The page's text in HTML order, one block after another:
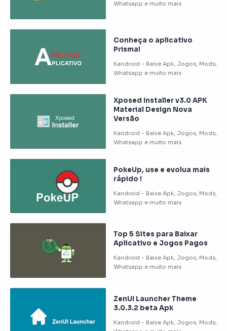
Conheça o aplicativo
Prisma!
Xposed Installer v3.0 APK
Material Design Nova
Versão
PokeUp, use e evolua mais
rápido !
Top 5 Sites para Baixar
Aplicativo e Jogos Pagos
ZenUI Launcher Theme
3.0.3.2 beta Apk